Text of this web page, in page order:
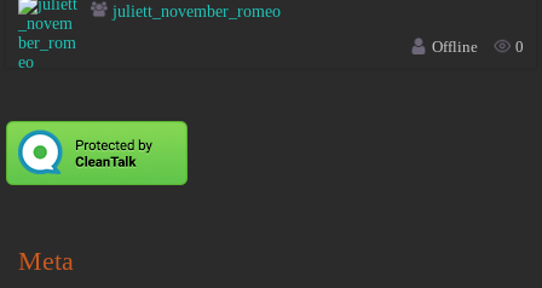
juliett_november_romeo
Offline
0
Meta